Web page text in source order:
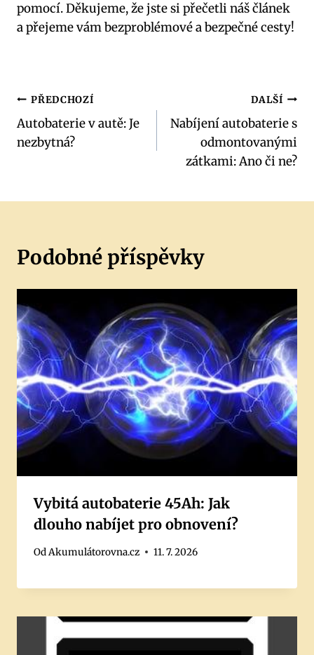
pomocí. Děkujeme, že jste si přečetli náš článek
a přejeme vám bezproblémové a bezpečné cesty!
Navigace
pro
PŘEDCHOZÍ
Autobaterie v autě: Je
nezbytná?
DALŠÍ
Nabíjení autobaterie s
odmontovanými
zátkami: Ano či ne?
Podobné příspěvky
Vybitá autobaterie 45Ah: Jak
dlouho nabíjet pro obnovení?
OdAkumulátorovna.cz 11. 7. 2026